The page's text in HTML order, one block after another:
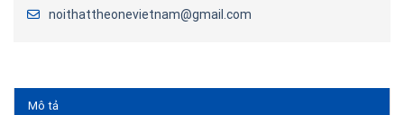
noithattheonevietnam@gmail.com
Mô tả